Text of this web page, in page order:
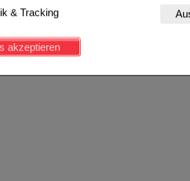
die für die Grundfunktionen
weshalb auf diese nicht verzichtet
noch ansprechender zu
oder unsere Seite an bevorzugte
Sie optimieren können, den Inhalt auf
Sie zu gestalten. Bitte beachten Sie,
übertragen werden.
& Tracking
akzeptieren